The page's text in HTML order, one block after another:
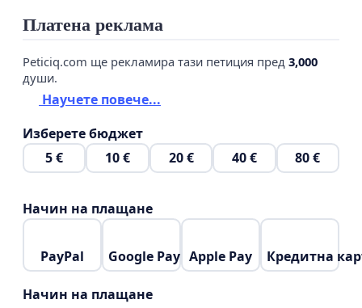
Платена реклама
Peticiq.com ще рекламира тази петиция пред 3,000
души.
Научете повече...
Изберете бюджет
5 €
10 € 20 € 40 € 80 €
Начин на плащане
PayPal Google Pay Apple Pay Кредитна
Начин на плащане